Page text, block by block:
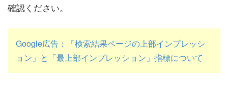
確認ください。
Google広告：「検索結果ページの上部インプレッシ
ョン」と「最上部インプレッション」指標について